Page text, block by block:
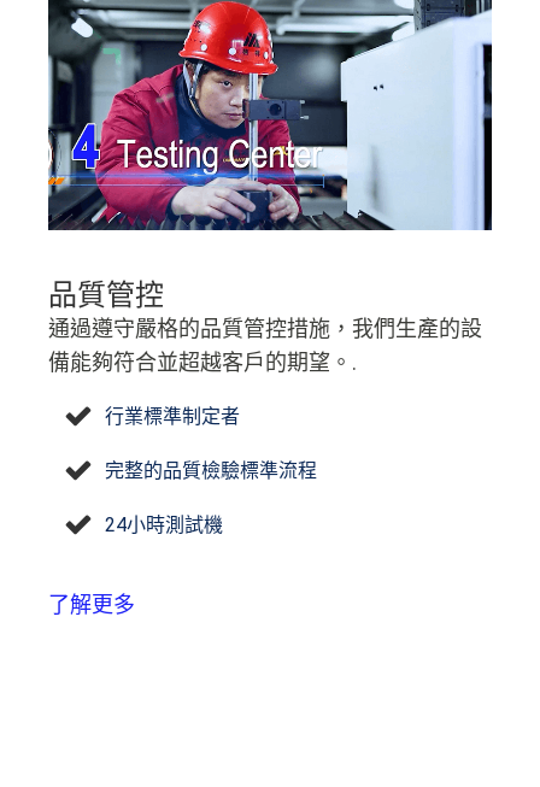
品質管控
通過遵守嚴格的品質管控措施，我們生產的設
備能夠符合並超越客戶的期望。.
行業標準制定者
完整的品質檢驗標準流程
24小時測試機
了解更多